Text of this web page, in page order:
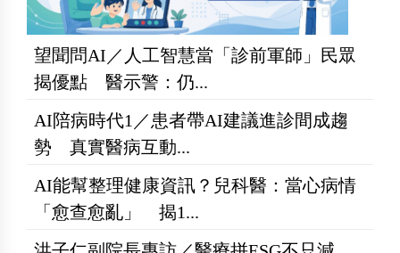
望聞問AI／人工智慧當「診前軍師」民眾
揭優點 醫示警：仍...
AI陪病時代1／患者帶AI建議進診間成趨
勢 真實醫病互動...
AI能幫整理健康資訊？兒科醫：當心病情
「愈查愈亂」 揭1...